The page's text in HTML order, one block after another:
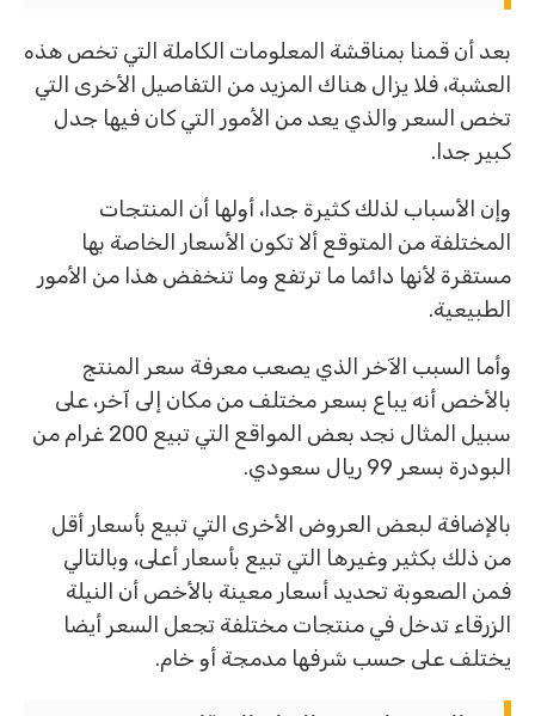
بعد أن قمنا بمناقشة المعلومات الكاملة التي تخص هذه
العشبة، فلا يزال هناك المزيد من التفاصيل الأخرى التي
تخص السعر والذي يعد من الأمور التي كان فيها جدل
كبير جدا.
وإن الأسباب لذلك كثيرة جدا، أولها أن المنتجات
المختلفة من المتوقع ألا تكون الأسعار الخاصة بها
مستقرة لأنها دائما ما ترتفع وما تنخفض هذا من الأمور
الطبيعية.
وأما السبب الآخر الذي يصعب معرفة سعر المنتج
بالأخص أنه يباع بسعر مختلف من مكان إلى آخر، على
سبيل المثال نجد بعض المواقع التي تبيع 200 غرام من
البودرة بسعر 99 ريال سعودي.
بالإضافة لبعض العروض الأخرى التي تبيع بأسعار أقل
من ذلك بكثير وغيرها التي تبيع بأسعار أعلى، وبالتالي
فمن الصعوبة تحديد أسعار معينة بالأخص أن النيلة
الزرقاء تدخل في منتجات مختلفة تجعل السعر أيضا
يختلف على حسب شرفها مدمجة أو خام.